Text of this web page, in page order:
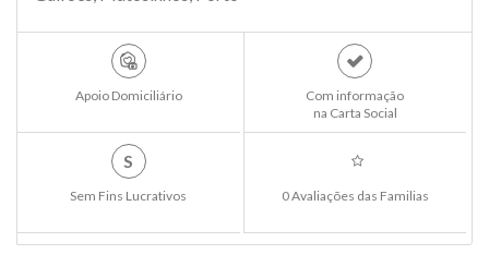
Apoio Domiciliário
Com informação
na Carta Social
S
Sem Fins Lucrativos 0 Avaliações das Familias